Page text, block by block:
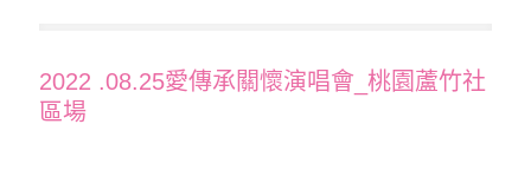
2022 .08.25愛傳承關懷演唱會_桃園蘆竹社
區場